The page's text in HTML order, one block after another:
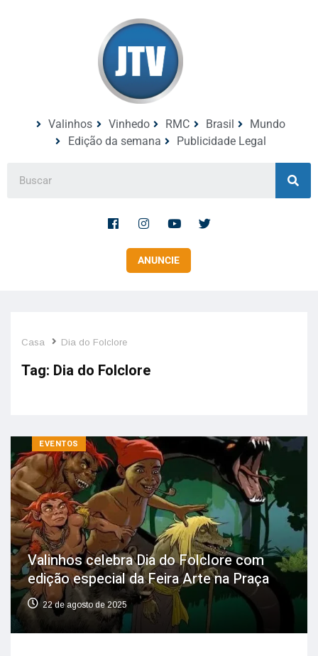
Valinhos Vinhedo RMC Brasil
Mundo
Edição da semana
Publicidade Legal
ANUNCIE
Casa Dia do Folclore
Tag: Dia do Folclore
EVENTOS
Valinhos celebra Dia do Folclore com
edição especial da Feira Arte na Praça
22 de agosto de 2025